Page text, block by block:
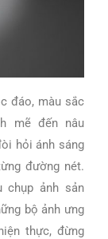
đáo, màu sắc
mẽ đến nâu
hỏi ánh sáng
đường nét.
ảnh sản
bộ ảnh ưng
thực, đừng